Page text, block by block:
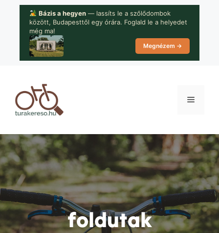
Kilépés
tartalomba
Bázis a hegyen— lassíts le a szőlődombok
között, Budapesttől egy órára. Foglald le a helyedet
még ma!
Megnézem →
Menü
foldutak